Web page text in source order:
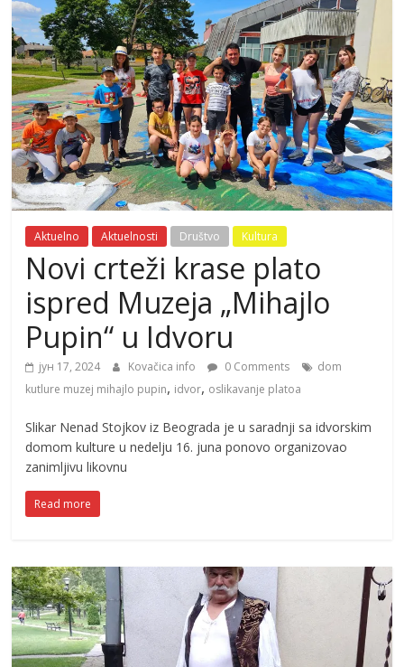
Aktuelno Aktuelnosti Društvo Kultura
Novi crteži krase plato
ispred Muzeja „Mihajlo
Pupin“ u Idvoru
јун 17, 2024 Kovačica info 0 Comments
dom
kutlure muzej mihajlo pupin, idvor, oslikavanje platoa
Slikar Nenad Stojkov iz Beograda je u saradnji sa idvorskim
domom kulture u nedelju 16. juna ponovo organizovao
zanimljivu likovnu
Read more